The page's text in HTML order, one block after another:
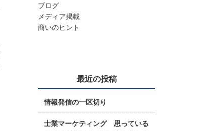
ブログ
メディア掲載
商いのヒント
最近の投稿
情報発信の一区切り
士業マーケティング 思っている